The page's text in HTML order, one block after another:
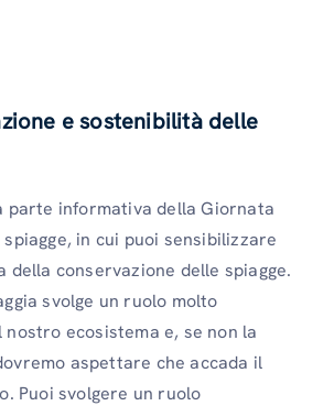
e sostenibilità delle
parte informativa della Giornata
in cui puoi sensibilizzare
della conservazione delle spiagge.
svolge un ruolo molto
ecosistema e, se non la
aspettare che accada il
Puoi svolgere un ruolo